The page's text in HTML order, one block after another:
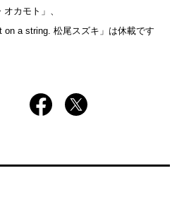
カモト」、
on a string. 松尾スズキ」は休載です